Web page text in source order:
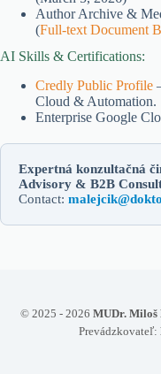
Author Archive &
(Full-text Document
AI Skills & Certifications:
Credly Public Profile
Cloud & Automation.
Enterprise Google
Expertná konzultačná
Advisory & B2B
Contact:
© 2025 - 2026MUDr.
Prevádzkovateľ: